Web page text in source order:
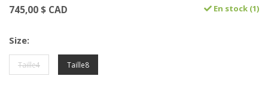
745,00 $ CAD En stock (1)
Size:
Taille4 Taille8